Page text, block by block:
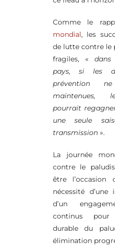
Comme le
mondial, les
de lutte contre le
fragiles, «
pays, si les
prévention
maintenues,
pourrait
une seule
transmission».
La journée
contre le
être l’occasion
nécessité
d’un
continus
durable du
élimination